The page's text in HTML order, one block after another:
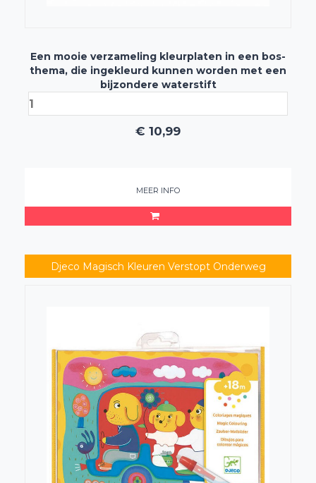
Een mooie verzameling kleurplaten in een bos-
thema, die ingekleurd kunnen worden met een
bijzondere waterstift
€ 10,99
MEER INFO
Djeco Magisch Kleuren Verstopt Onderweg